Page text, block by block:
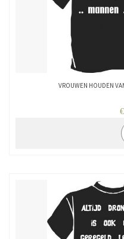
VROUWEN HOUDEN
€